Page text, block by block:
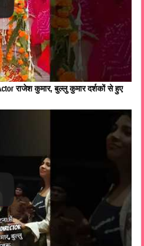
राजेश कुमार, बुल्लु कुमार दर्शकों से हुए